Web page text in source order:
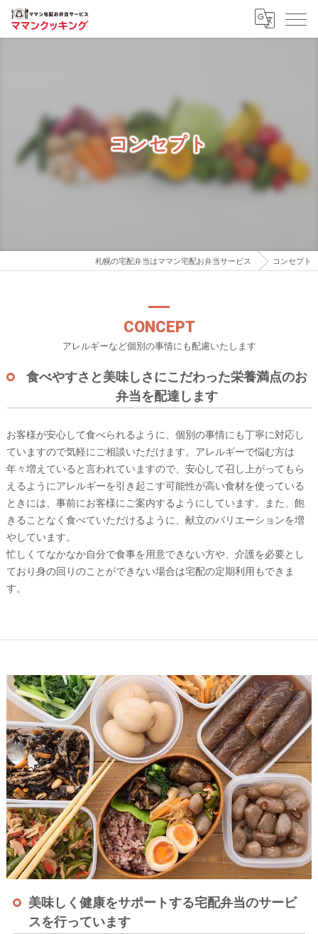
コンセプト
札幌の宅配弁当はママン宅配お弁当サービス コンセプト
アレルギーなど個別の事情にも配慮いたします
CONCEPT
食べやすさと美味しさにこだわった栄養満点のお
弁当を配達します
お客様が安心して食べられるように、個別の事情にも丁寧に対応し
ていますので気軽にご相談いただけます。アレルギーで悩む方は
年々増えていると言われていますので、安心して召し上がってもら
えるようにアレルギーを引き起こす可能性が高い食材を使っている
ときには、事前にお客様にご案内するようにしています。また、飽
きることなく食べていただけるように、献立のバリエーションを増
やしています。
忙しくてなかなか自分で食事を用意できない方や、介護を必要とし
ており身の回りのことができない場合は宅配の定期利用もできま
す。
美味しく健康をサポートする宅配弁当のサービ
スを行っています